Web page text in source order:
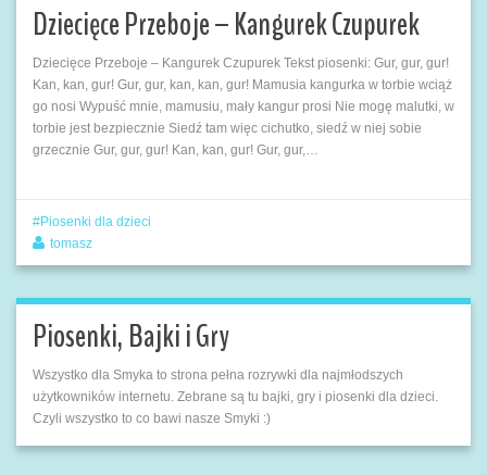
Dziecięce Przeboje – Kangurek Czupurek
Dziecięce Przeboje – Kangurek Czupurek Tekst piosenki: Gur, gur, gur!
Kan, kan, gur! Gur, gur, kan, kan, gur! Mamusia kangurka w torbie wciąż
go nosi Wypuść mnie, mamusiu, mały kangur prosi Nie mogę malutki, w
torbie jest bezpiecznie Siedź tam więc cichutko, siedź w niej sobie
grzecznie Gur, gur, gur! Kan, kan, gur! Gur, gur,…
Piosenki dla dzieci
tomasz
Piosenki, Bajki i Gry
Wszystko dla Smyka to strona pełna rozrywki dla najmłodszych
użytkowników internetu. Zebrane są tu bajki, gry i piosenki dla dzieci.
Czyli wszystko to co bawi nasze Smyki :)